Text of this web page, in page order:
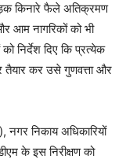
किनारे फैले अतिक्रमण
आम नागरिकों को भी
निर्देश दिए कि प्रत्येक
तैयार कर उसे गुणवत्ता और
नगर निकाय अधिकारियों
के इस निरीक्षण को